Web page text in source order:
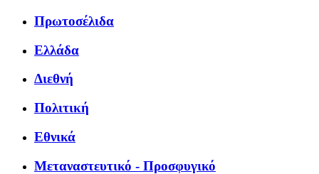
Πρωτοσέλιδα
Ελλάδα
Διεθνή
Πολιτική
Εθνικά
Μεταναστευτικό - Προσφυγικό